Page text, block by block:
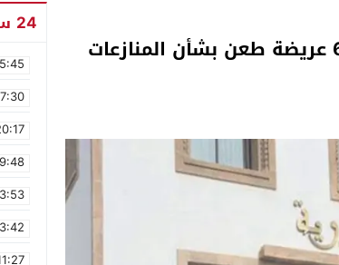
المحكمة الدستورية تعلن عن تلقي 62 عريضة طعن بشأن المنازعات
24 ساعة